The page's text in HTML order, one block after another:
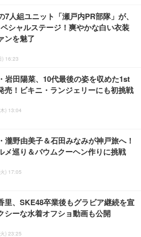
れ パソコンチェア (ホワイト)
オフィスチェア デスクチェア 肘なし メ
性 ランバーサポート付き 腰サポート ガ
昇降 360度回転 キャスター付き コンパク
行58.5×高さ84～96cm テレワーク 在宅
24.5inch/280Hz/FHD】GRAPHT THE S
Gaming Monitor 24” Essential ゲーミン
QD 24.5インチ 1ms FHD 量子ドット 残
保証 | 輝点保証 | 日本メーカー)
ーヤマ ペットシーツ 超厚型 お徳用 レギ
枚入【Amazon.co.jp限定】
7人組ユニット「瀬戸内PR部隊」が、
シャルステージ！爽やかな白い衣装
ンを魅了
) 16:23
岩田陽菜、10代最後の姿を収めた1st
売！ビキニ・ランジェリーにも初挑戦
) 13:04
瀧野由美子＆石田みなみが神戸旅へ！
メ巡り＆バウムクーヘン作りに挑戦
) 17:05
里、SKE48卒業後もグラビア継続を宣
シーな水着オフショ動画も公開
) 23:25